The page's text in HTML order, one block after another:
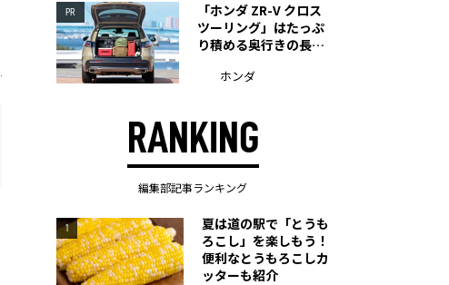
PR
「ホンダ ZR-V クロス
ツーリング」はたっぷ
り積める奥行きの長い
ホンダ
RANKING
編集部記事ランキング
1
夏は道の駅で「とうも
ろこし」を楽しもう！
便利なとうもろこしカ
ッターも紹介